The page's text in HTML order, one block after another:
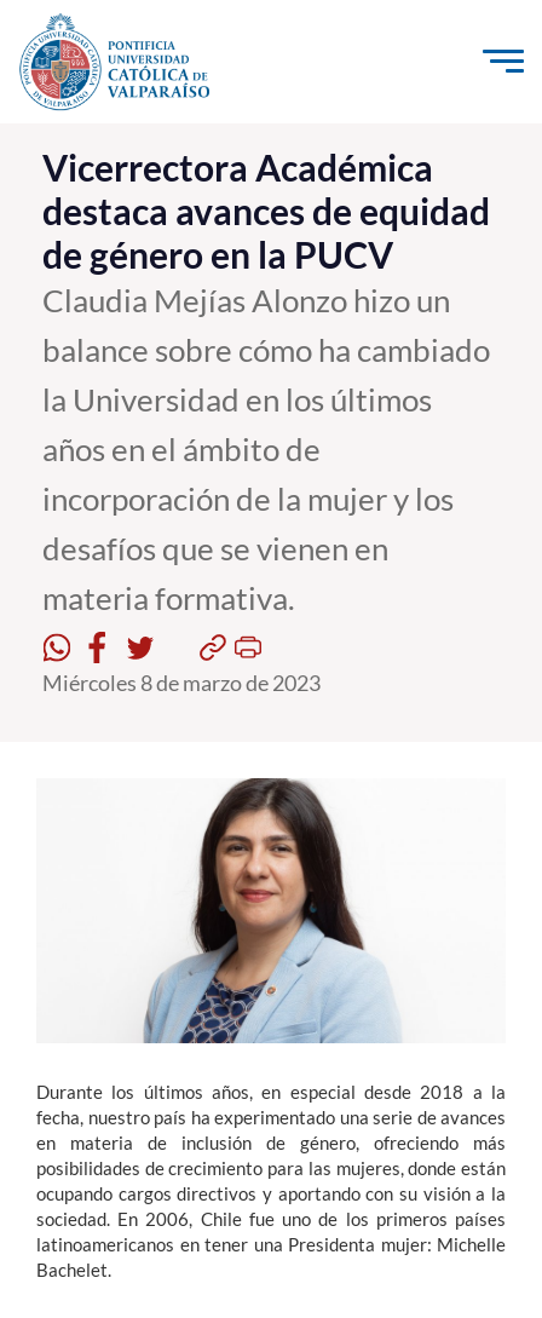
Click acá para ir directamente al contenido
La Universidad
Investigación, Creación e Innovación
PUCV Internacional
Vinculación con el Medio
Admisión
Estudiantes
Académicos
Funcionarios
Vicerrectora Académica
destaca avances de equidad
de género en la PUCV
Claudia Mejías Alonzo hizo un
balance sobre cómo ha cambiado
la Universidad en los últimos
años en el ámbito de
incorporación de la mujer y los
desafíos que se vienen en
materia formativa.
Miércoles 8 de marzo de 2023
Durante los últimos años, en especial desde 2018 a la
fecha, nuestro país ha experimentado una serie de avances
en materia de inclusión de género, ofreciendo más
posibilidades de crecimiento para las mujeres, donde están
ocupando cargos directivos y aportando con su visión a la
sociedad. En 2006, Chile fue uno de los primeros países
latinoamericanos en tener una Presidenta mujer: Michelle
Bachelet.